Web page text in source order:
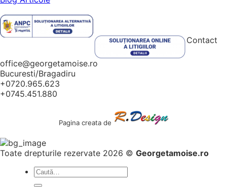
Contact
office@georgetamoise.ro
Bucuresti/Bragadiru
+0720.965.623
+0745.451.880
Pagina creata de
Toate drepturile rezervate 2026 © Georgetamoise.ro
Caută